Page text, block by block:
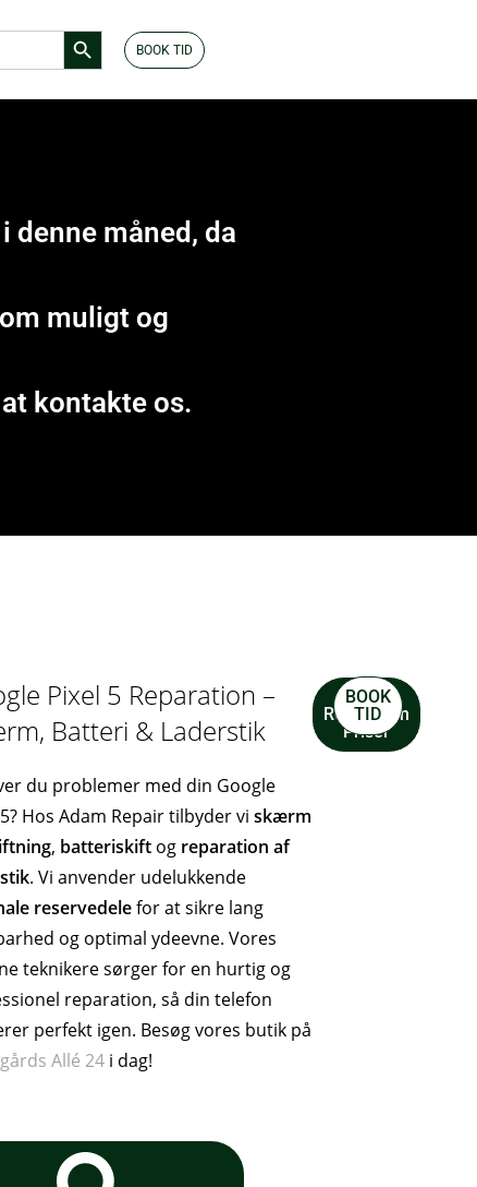
Search Button
BOOK TID
måned, da
muligt og
kontakte os.
Pixel 5 Reparation –
Batteri & Laderstik
du problemer med din Google
Hos Adam Repair tilbyder vi skærm
, batteriskiftog reparation af
. Vi anvender udelukkende
reservedelefor at sikre lang
og optimal ydeevne. Vores
teknikere sørger for en hurtig og
reparation, så din telefon
perfekt igen. Besøg vores butik på
Allé 24i dag!
Se
Reparation
Priser
BOOK
TID